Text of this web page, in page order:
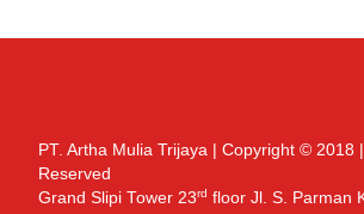
PT. Artha Mulia Trijaya | Copyright © 2018
Reserved
Grand Slipi Tower 23rd floor Jl. S. Parman